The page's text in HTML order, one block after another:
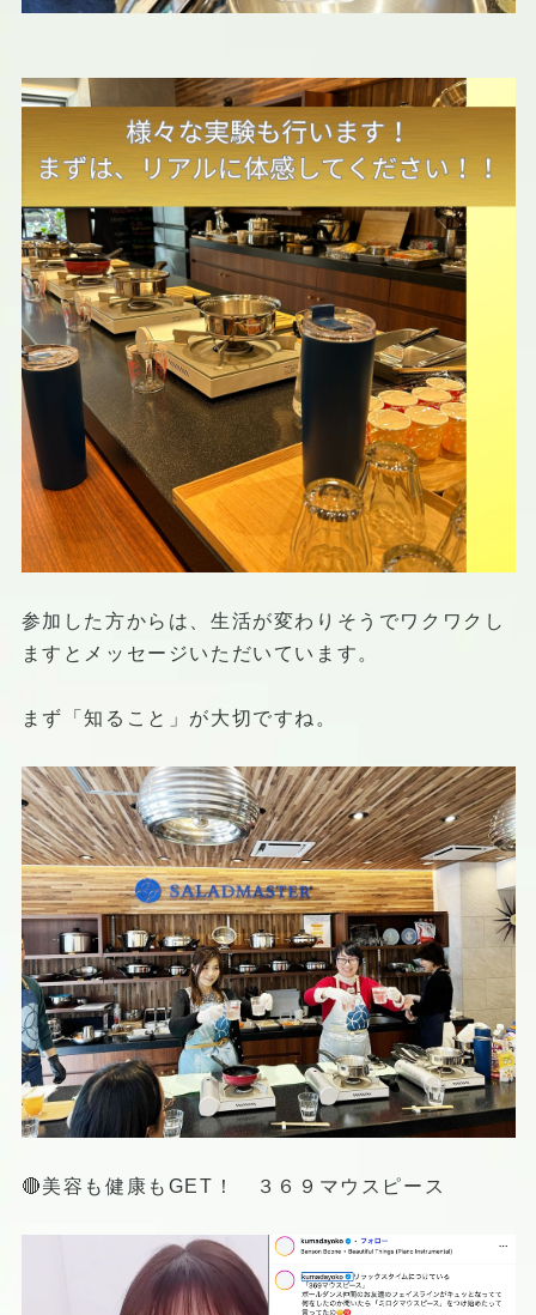
参加した方からは、生活が変わりそうでワクワクし
ますとメッセージいただいています。
まず「知ること」が大切ですね。
🔴美容も健康もGET！ ３６９マウスピース